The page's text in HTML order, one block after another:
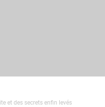
et des secrets enfin levés